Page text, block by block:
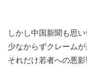
しかし中国新聞も思
少なからずクレームが
それだけ若者への悪